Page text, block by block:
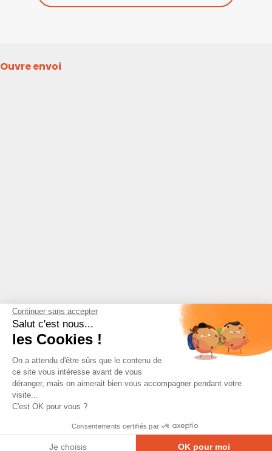
Ouvre envoi
Continuer sans accepter
Salut c'est nous...
les Cookies !
On a attendu d'être sûrs que le contenu de
ce site vous intéresse avant de vous
déranger, mais on aimerait bien vous accompagner pendant votre
visite...
C'est OK pour vous ?
Consentements certifiés par
Je choisis OK pour moi